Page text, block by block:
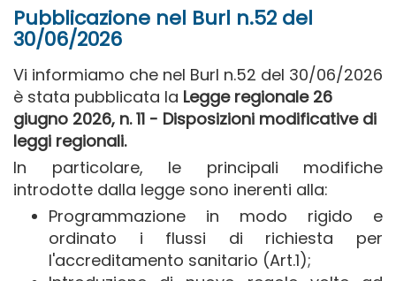
Pubblicazione nel Burl n.52 del
30/06/2026
Vi informiamo che nel Burl n.52 del 30/06/2026
è stata pubblicata la Legge regionale 26
giugno 2026, n. 11 - Disposizioni modificative di
leggi regionali.
In particolare, le principali modifiche
introdotte dalla legge sono inerenti alla:
Programmazione in modo rigido e
ordinato i flussi di richiesta per
l'accreditamento sanitario (Art.1);